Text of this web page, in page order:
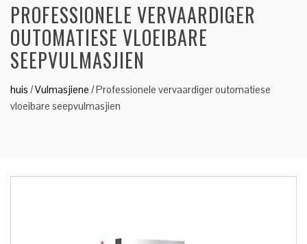
PROFESSIONELE VERVAARDIGER
OUTOMATIESE VLOEIBARE
SEEPVULMASJIEN
huis /Vulmasjiene /Professionele vervaardiger outomatiese
vloeibare seepvulmasjien